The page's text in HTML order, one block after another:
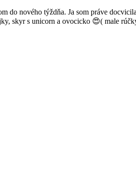
do nového týždňa. Ja som práve
skyr s unicorn a ovocicko 😍( male